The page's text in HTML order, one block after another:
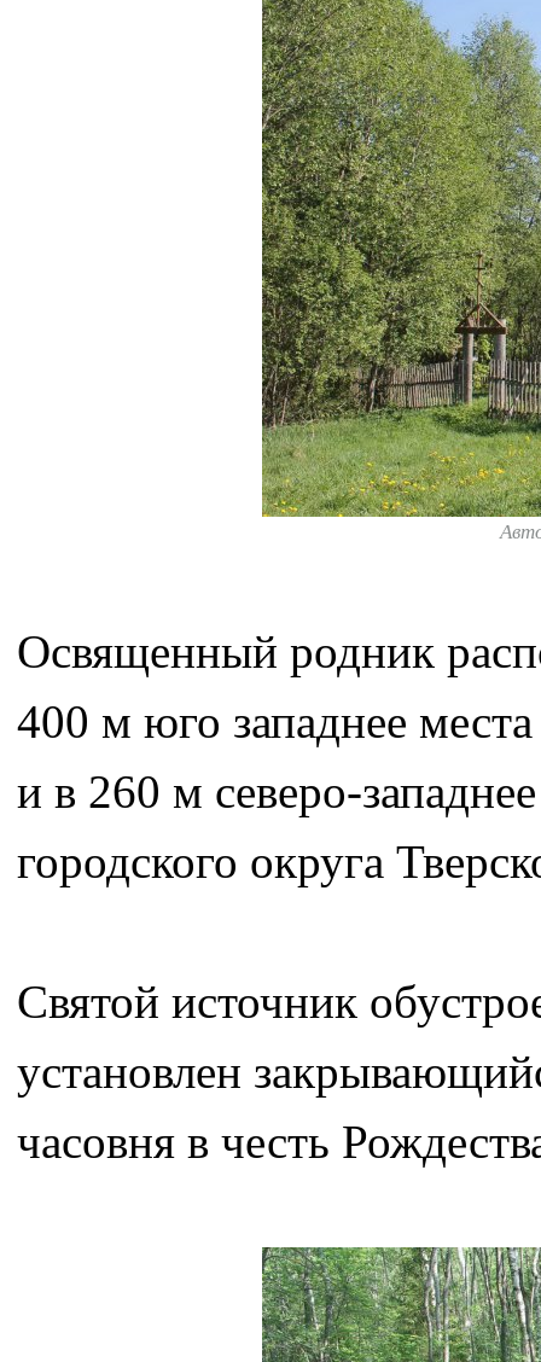
Освященный родник
400 м юго западнее
и в 260 м северо-
городского округа
Святой источник
установлен
часовня в честь